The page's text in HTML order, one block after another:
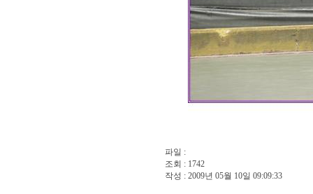
파일 :
조회 : 1742
작성 : 2009년 05월 10일 09:09:33